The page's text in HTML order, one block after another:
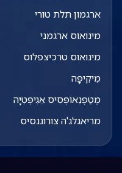
ארגמון תלת טורי
מינואוס ארגמני
מינואוס טרכיצפלוס
מִיקִיפָּה
מֶטַפֶּנֵאוֹפְּסִיס אֵגִיפְּטִיָּה
מריאגלג'ה צורוגנסיס